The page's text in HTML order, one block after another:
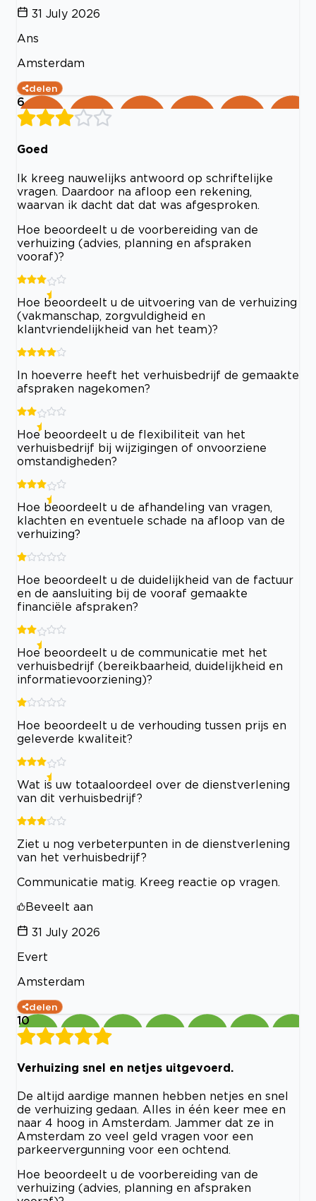
31 July 2026
Ans
Amsterdam
delen
6
Goed
Ik kreeg nauwelijks antwoord op schriftelijke
vragen. Daardoor na afloop een rekening,
waarvan ik dacht dat dat was afgesproken.
Hoe beoordeelt u de voorbereiding van de
verhuizing (advies, planning en afspraken
vooraf)?
Hoe beoordeelt u de uitvoering van de verhuizing
(vakmanschap, zorgvuldigheid en
klantvriendelijkheid van het team)?
In hoeverre heeft het verhuisbedrijf de gemaakte
afspraken nagekomen?
Hoe beoordeelt u de flexibiliteit van het
verhuisbedrijf bij wijzigingen of onvoorziene
omstandigheden?
Hoe beoordeelt u de afhandeling van vragen,
klachten en eventuele schade na afloop van de
verhuizing?
Hoe beoordeelt u de duidelijkheid van de factuur
en de aansluiting bij de vooraf gemaakte
financiële afspraken?
Hoe beoordeelt u de communicatie met het
verhuisbedrijf (bereikbaarheid, duidelijkheid en
informatievoorziening)?
Hoe beoordeelt u de verhouding tussen prijs en
geleverde kwaliteit?
Wat is uw totaaloordeel over de dienstverlening
van dit verhuisbedrijf?
Ziet u nog verbeterpunten in de dienstverlening
van het verhuisbedrijf?
Communicatie matig. Kreeg reactie op vragen.
Beveelt aan
31 July 2026
Evert
Amsterdam
delen
10
Verhuizing snel en netjes uitgevoerd.
De altijd aardige mannen hebben netjes en snel
de verhuizing gedaan. Alles in één keer mee en
naar 4 hoog in Amsterdam. Jammer dat ze in
Amsterdam zo veel geld vragen voor een
parkeervergunning voor een ochtend.
Hoe beoordeelt u de voorbereiding van de
verhuizing (advies, planning en afspraken